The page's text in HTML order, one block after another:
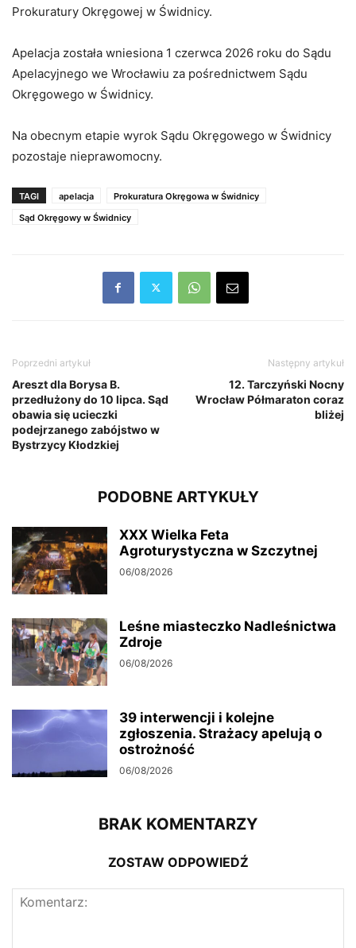
Prokuratury Okręgowej w Świdnicy.
Apelacja została wniesiona 1 czerwca 2026 roku do Sądu
Apelacyjnego we Wrocławiu za pośrednictwem Sądu
Okręgowego w Świdnicy.
Na obecnym etapie wyrok Sądu Okręgowego w Świdnicy
pozostaje nieprawomocny.
TAGI apelacja
Prokuratura Okręgowa w Świdnicy
Sąd Okręgowy w Świdnicy
Poprzedni artykuł
Areszt dla Borysa B.
przedłużony do 10 lipca. Sąd
obawia się ucieczki
podejrzanego zabójstwo w
Bystrzycy Kłodzkiej
Następny artykuł
12. Tarczyński Nocny
Wrocław Półmaraton coraz
bliżej
PODOBNE ARTYKUŁY
XXX Wielka Feta
Agroturystyczna w Szczytnej
06/08/2026
Leśne miasteczko Nadleśnictwa
Zdroje
06/08/2026
39 interwencji i kolejne
zgłoszenia. Strażacy apelują o
ostrożność
06/08/2026
BRAK KOMENTARZY
ZOSTAW ODPOWIEDŹ